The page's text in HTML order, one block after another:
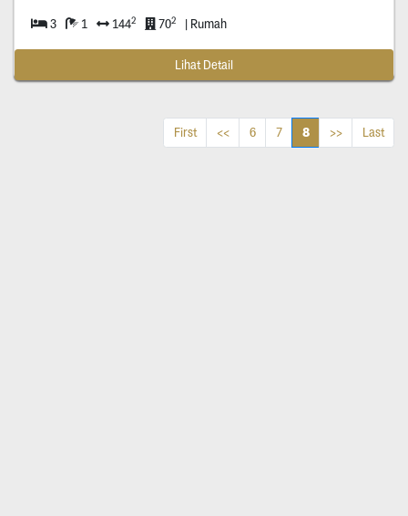
3 1 1442 702 | Rumah
Lihat Detail
First << 6 7 8 >> Last